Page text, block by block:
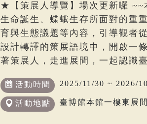
★【策展人導覽】場次更新囉 ~~
生命誕生、蝶蛾生存所面對的重
育與生態議題等內容，引導觀者
設計轉譯的策展語境中，開啟一
著策展人，走進展間，一起認識
活動時間 2025/11/30 ~ 2026/
活動地點 臺博館本館一樓東展間